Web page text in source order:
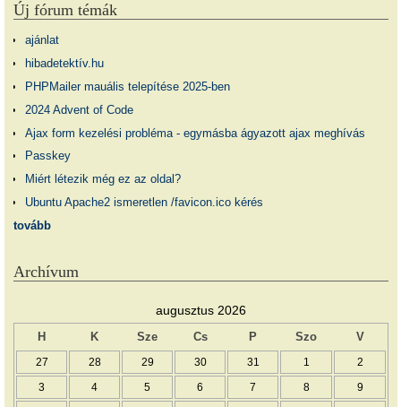
Új fórum témák
ajánlat
hibadetektív.hu
PHPMailer mauális telepítése 2025-ben
2024 Advent of Code
Ajax form kezelési probléma - egymásba ágyazott ajax meghívás
Passkey
Miért létezik még ez az oldal?
Ubuntu Apache2 ismeretlen /favicon.ico kérés
tovább
Archívum
augusztus 2026
H K Sze Cs P Szo V
27 28 29 30 31 1 2
3 4 5 6 7 8 9